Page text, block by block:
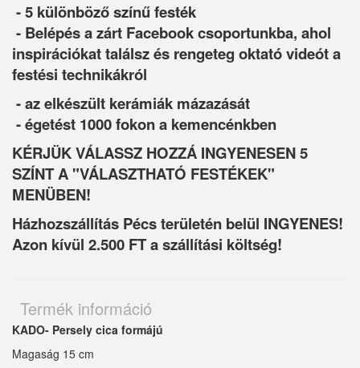
- 5 különböző színű festék
- Belépés a zárt Facebook csoportunkba, ahol
inspirációkat találsz és rengeteg oktató videót a
festési technikákról
- az elkészült kerámiák mázazását
- égetést 1000 fokon a kemencénkben
KÉRJÜK VÁLASSZ HOZZÁ INGYENESEN 5
SZÍNT A "VÁLASZTHATÓ FESTÉKEK"
MENÜBEN!
Házhozszállítás Pécs területén belül INGYENES!
Azon kívül 2.500 FT a szállítási költség!
Termék információ
KADO- Persely cica formájú
Magaság 15 cm